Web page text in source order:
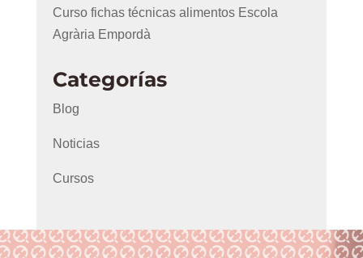
Curso fichas técnicas alimentos Escola
Agrària Empordà
Categorías
Blog
Noticias
Cursos